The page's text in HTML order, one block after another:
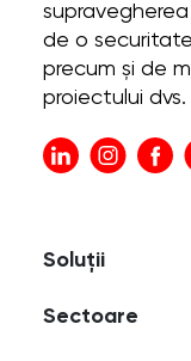
de o
precum și de
proiectului dvs.
Soluții
Sectoare